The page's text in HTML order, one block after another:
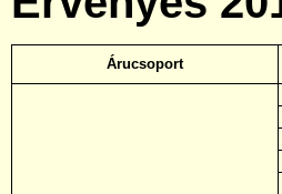
Árucsoport